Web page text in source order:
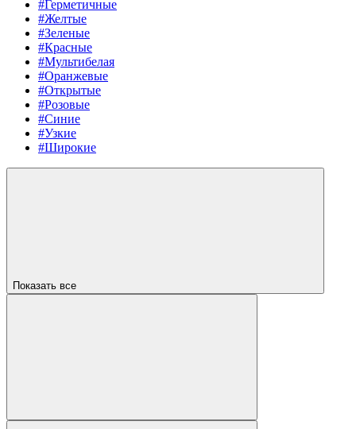
#Герметичные
#Желтые
#Зеленые
#Красные
#Мультибелая
#Оранжевые
#Открытые
#Розовые
#Синие
#Узкие
#Широкие
Показать все